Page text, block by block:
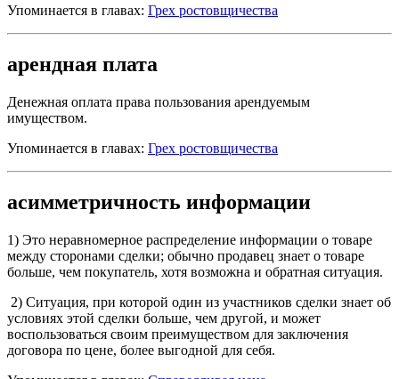
Упоминается в главах: Грех ростовщичества
арендная плата
Денежная оплата права пользования арендуемым
имуществом.
Упоминается в главах: Грех ростовщичества
асимметричность информации
1) Это неравномерное распределение информации о товаре
между сторонами сделки; обычно продавец знает о товаре
больше, чем покупатель, хотя возможна и обратная ситуация.
2) Ситуация, при которой один из участников сделки знает об
условиях этой сделки больше, чем другой, и может
воспользоваться своим преимуществом для заключения
договора по цене, более выгодной для себя.